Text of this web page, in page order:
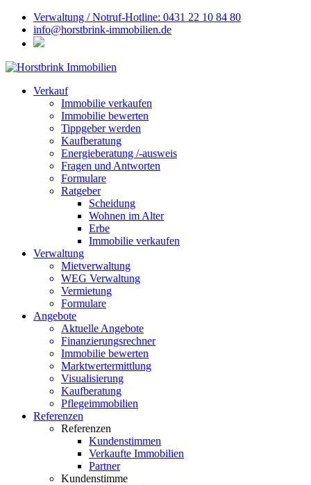
Verwaltung / Notruf-Hotline: 0431 22 10 84 80
info@horstbrink-immobilien.de
Verkauf
Immobilie verkaufen
Immobilie bewerten
Tippgeber werden
Kaufberatung
Energieberatung /-ausweis
Fragen und Antworten
Formulare
Ratgeber
Scheidung
Wohnen im Alter
Erbe
Immobilie verkaufen
Verwaltung
Mietverwaltung
WEG Verwaltung
Vermietung
Formulare
Angebote
Aktuelle Angebote
Finanzierungsrechner
Immobilie bewerten
Marktwertermittlung
Visualisierung
Kaufberatung
Pflegeimmobilien
Referenzen
Referenzen
Kundenstimmen
Verkaufte Immobilien
Partner
Kundenstimme